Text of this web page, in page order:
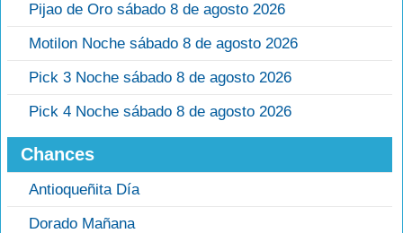
Pijao de Oro sábado 8 de agosto 2026
Motilon Noche sábado 8 de agosto 2026
Pick 3 Noche sábado 8 de agosto 2026
Pick 4 Noche sábado 8 de agosto 2026
Chances
Antioqueñita Día
Dorado Mañana